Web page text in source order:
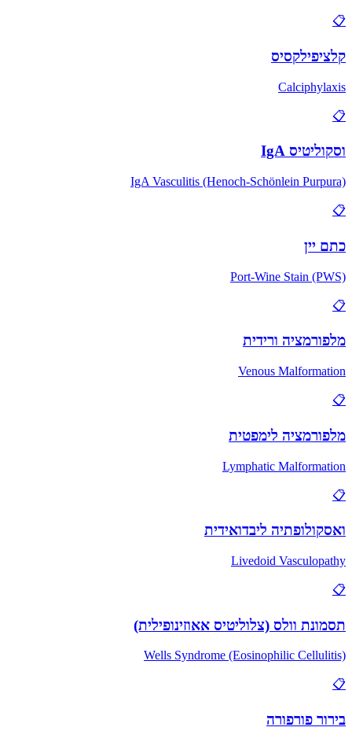
📋
קלציפילקסיס
Calciphylaxis
📋
וסקוליטיס IgA
IgA Vasculitis (Henoch-Schönlein Purpura)
📋
כתם יין
Port-Wine Stain (PWS)
📋
מלפורמציה ורידית
Venous Malformation
📋
מלפורמציה לימפטית
Lymphatic Malformation
📋
ואסקולופתיה ליבדואידית
Livedoid Vasculopathy
📋
תסמונת וולס (צלוליטיס אאוזינופילית)
Wells Syndrome (Eosinophilic Cellulitis)
📋
בירור פורפורה